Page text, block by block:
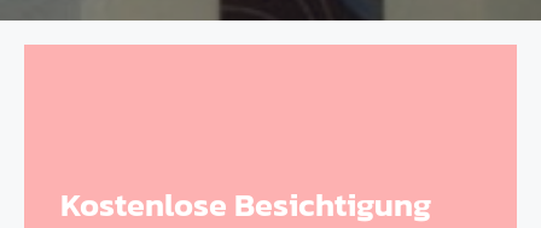
Kostenlose Besichtigung